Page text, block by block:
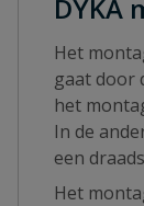
DYKA
Het
gaat door
het
In de
een
Het